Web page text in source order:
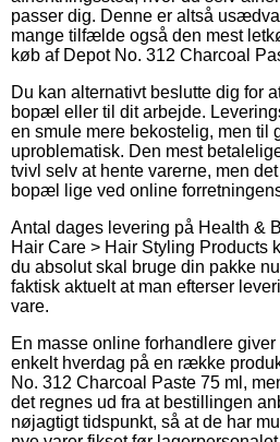
passer dig. Denne er altså
mange tilfælde også den mest
køb af Depot No. 312 Charcoal
Du kan alternativt beslutte dig for
bopæl eller til dit arbejde.
en smule mere bekostelig, men til
uproblematisk. Den mest
tvivl selv at hente varerne, men
bopæl lige ved online
Antal dages levering på Health &
Hair Care > Hair Styling
du absolut skal bruge din pakke
faktisk aktuelt at man efterser
vare.
En masse online forhandlere
enkelt hverdag på en række
No. 312 Charcoal Paste 75 ml,
det regnes ud fra at bestillingen
nøjagtigt tidspunkt, så at de har